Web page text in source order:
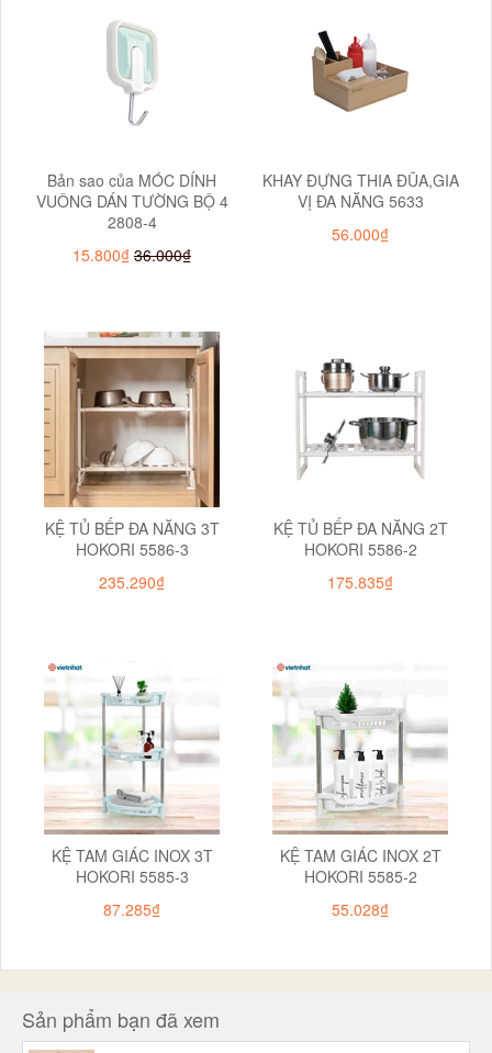
Bản sao của MÓC DÍNH
VUÔNG DÁN TƯỜNG BỘ 4
2808-4
15.800₫ 36.000₫
KHAY ĐỰNG THIA ĐŨA,GIA
VỊ ĐA NĂNG 5633
56.000₫
KỆ TỦ BẾP ĐA NĂNG 3T
HOKORI 5586-3
235.290₫
KỆ TỦ BẾP ĐA NĂNG 2T
HOKORI 5586-2
175.835₫
KỆ TAM GIÁC INOX 3T
HOKORI 5585-3
87.285₫
KỆ TAM GIÁC INOX 2T
HOKORI 5585-2
55.028₫
Sản phẩm bạn đã xem